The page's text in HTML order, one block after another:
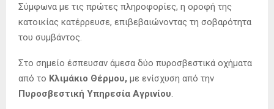
Σύμφωνα με τις πρώτες πληροφορίες, η οροφή της
κατοικίας κατέρρευσε, επιβεβαιώνοντας τη σοβαρότητα
του συμβάντος.
Στο σημείο έσπευσαν άμεσα δύο πυροσβεστικά οχήματα
από το Κλιμάκιο Θέρμου, με ενίσχυση από την
Πυροσβεστική Υπηρεσία Αγρινίου.